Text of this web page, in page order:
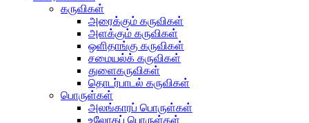
கருவிகள்
அரைக்கும் கருவிகள்
அளக்கும் கருவிகள்
ஒளிதாங்கு கருவிகள்
சமையல்க் கருவிகள்
துளைகருவிகள்
தொடர்பாடல் கருவிகள்
பொருள்கள்
அலங்காரப் பொருள்கள்
உலோகப் பொருள்கள்